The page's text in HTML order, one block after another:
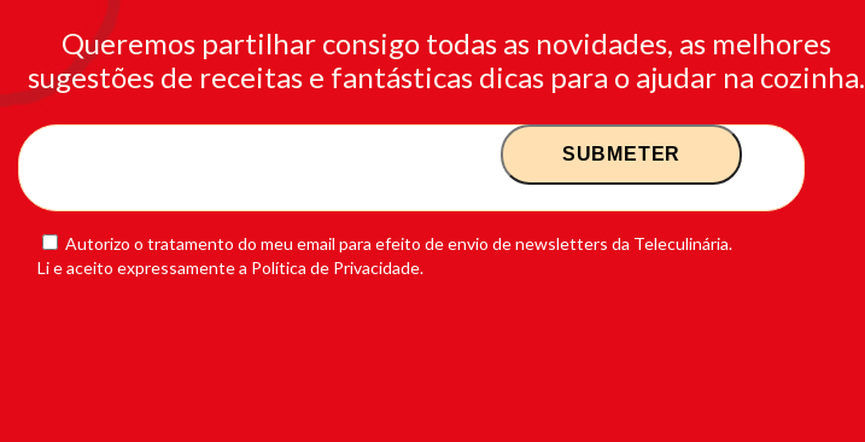
Queremos partilhar consigo todas as novidades, as melhores
sugestões de receitas e fantásticas dicas para o ajudar na cozinha.
Autorizo o tratamento do meu email para efeito de envio de newsletters da Teleculinária.
Li e aceito expressamente a Política de Privacidade.